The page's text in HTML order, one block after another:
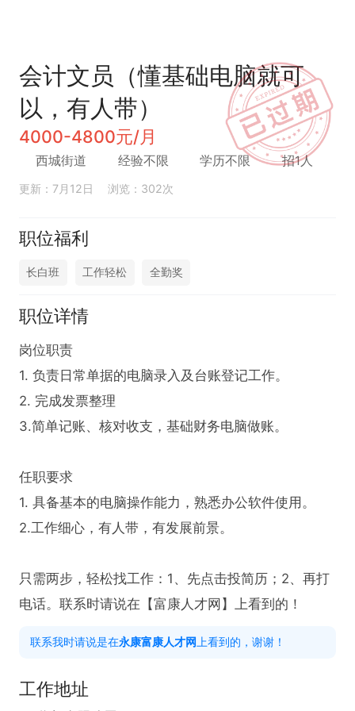
会计文员（懂基础电脑就可
以，有人带）
4000-4800元/月
西城街道 经验不限 学历不限 招1人
更新：7月12日 浏览：302次
职位福利
长白班 工作轻松 全勤奖
职位详情
岗位职责
1. 负责日常单据的电脑录入及台账登记工作。
2. 完成发票整理
3.简单记账、核对收支，基础财务电脑做账。
任职要求
1. 具备基本的电脑操作能力，熟悉办公软件使用。
2.工作细心，有人带，有发展前景。
只需两步，轻松找工作：1、先点击投简历；2、再打
电话。联系时请说在【富康人才网】上看到的！
联系我时请说是在永康富康人才网 上看到的，谢谢！
工作地址